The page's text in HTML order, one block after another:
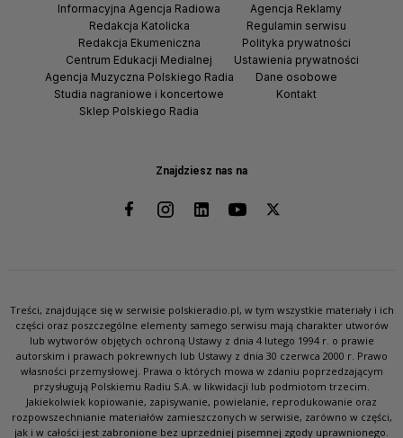
Znajdziesz nas na
Informacyjna Agencja Radiowa
Redakcja Katolicka
Redakcja Ekumeniczna
Centrum Edukacji Medialnej
Agencja Muzyczna Polskiego Radia
Studia nagraniowe i koncertowe
Sklep Polskiego Radia
Agencja Reklamy
Regulamin serwisu
Polityka prywatności
Ustawienia prywatności
Dane osobowe
Kontakt
Treści, znajdujące się w serwisie polskieradio.pl, w tym wszystkie materiały i ich
części oraz poszczególne elementy samego serwisu mają charakter utworów
lub wytworów objętych ochroną Ustawy z dnia 4 lutego 1994 r. o prawie
autorskim i prawach pokrewnych lub Ustawy z dnia 30 czerwca 2000 r. Prawo
własności przemysłowej. Prawa o których mowa w zdaniu poprzedzającym
przysługują Polskiemu Radiu S.A. w likwidacji lub podmiotom trzecim.
Jakiekolwiek kopiowanie, zapisywanie, powielanie, reprodukowanie oraz
rozpowszechnianie materiałów zamieszczonych w serwisie, zarówno w części,
jak i w całości jest zabronione bez uprzedniej pisemnej zgody uprawnionego.